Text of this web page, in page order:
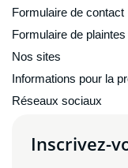
Formulaire de contact
Formulaire de plaintes
Nos sites
Informations pour la
Réseaux sociaux
Inscrivez-